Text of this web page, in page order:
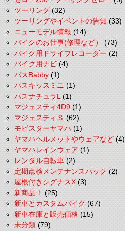
ツーリング(32)
ツーリングやイベントの告知(33)
ニューモデル情報(14)
バイクのお仕事(修理など）(73)
バイク用ドライブレコーダー(2)
バイク用ナビ(4)
パスBabby(1)
パスキッスミニ(1)
パスナチュラL(1)
マジェスティ4D9(1)
マジェスティＳ(62)
モビスターヤマハ(1)
ヤマハヘルメットやウェアなど(4)
ヤマハレインウェア(1)
レンタル自転車(2)
定期点検メンテナンスパック(2)
屋根付きシグナスX(3)
新商品！(25)
新車とカスタムバイク(67)
新車在庫と販売価格(15)
未分類(79)